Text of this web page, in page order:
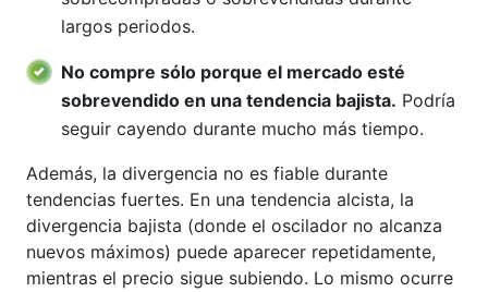
largos periodos.
No compre sólo porque el mercado esté
sobrevendido en una tendencia bajista. Podría
seguir cayendo durante mucho más tiempo.
Además, la divergencia no es fiable durante
tendencias fuertes. En una tendencia alcista, la
divergencia bajista (donde el oscilador no alcanza
nuevos máximos) puede aparecer repetidamente,
mientras el precio sigue subiendo. Lo mismo ocurre